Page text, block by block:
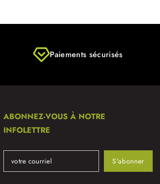
Paiements sécurisés
ABONNEZ-VOUS À NOTRE
INFOLETTRE
S'abonner